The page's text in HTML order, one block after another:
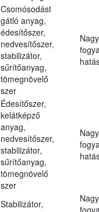
Csomósodást
gátló anyag,
édesítőszer,
nedvesítőszer,
stabilizátor,
sűrítőanyag,
tömegnövelő
szer
Édesítőszer,
kelátképző
anyag,
nedvesítőszer,
stabilizátor,
sűrítőanyag,
tömegnövelő
szer
Stabilizátor,